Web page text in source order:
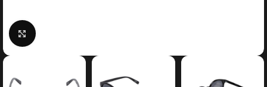
Κάντε κλικ για μεγέθυνση